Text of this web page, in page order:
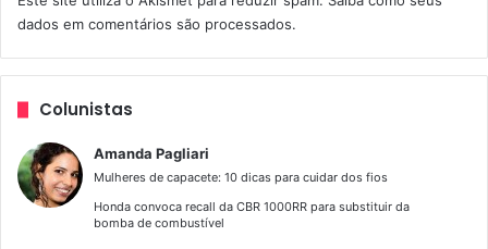
evitando a fadiga principalmente em longos percursos.
A suspensão traseira monoamortecida com curso de 150
mm é do tipo Pro-Link, totalmente ajustável e que
em qualquer tipo de terreno. Na frente um garfo
telescópico de longo curso de 160 mm assegura mais
conforto de forma segura e eficiente.
dados em comentários são processados.
Colunistas
Amanda Pagliari
Mulheres de capacete: 10 dicas para cuidar dos fios
Honda convoca recall da CBR 1000RR para substituir da
bomba de combustível